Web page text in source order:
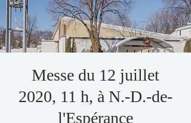
Messe du 12 juillet
2020, 11 h, à N.-D.-de-
l'Espérance